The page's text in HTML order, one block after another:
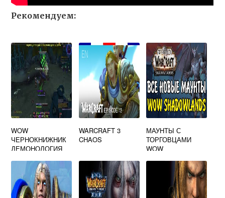
Рекомендуем:
WOW
ЧЕРНОКНИЖНИК
ДЕМОНОЛОГИЯ
WARCRAFT 3
CHAOS
МАУНТЫ С
ТОРГОВЦАМИ
WOW